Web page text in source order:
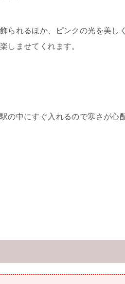
られるほか、ピンクの光を美し
しませてくれます。
の中にすぐ入れるので寒さが心